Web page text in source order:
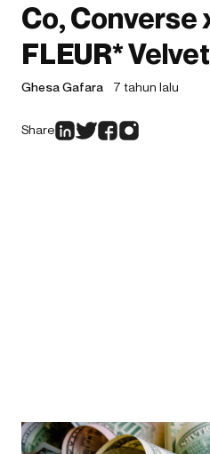
Co, Converse
FLEUR* Velvet
Ghesa Gafara 7 tahun lalu
Share